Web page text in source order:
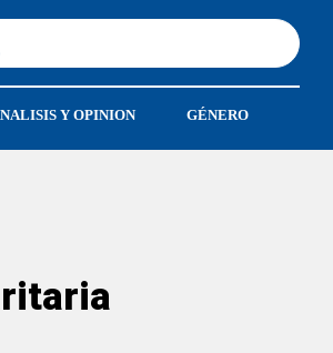
Y OPINION GÉNERO